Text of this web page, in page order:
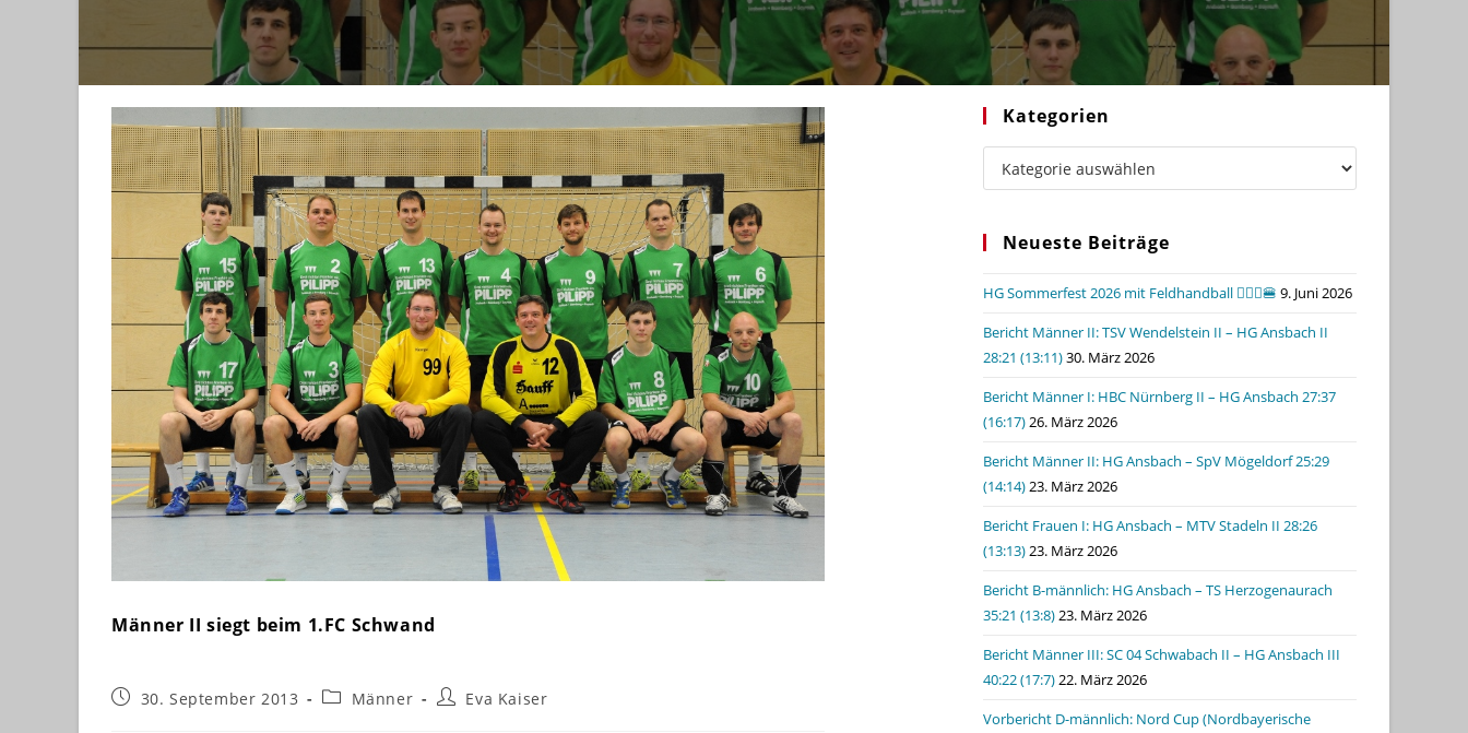
Männer II siegt beim 1.FC Schwand
Beitrag30. September 2013
Beitrags-
Männer
Beitrags-
Eva Kaiser
Kategorien
Kategorien
Neueste Beiträge
HG Sommerfest 2026 mit Feldhandball 🤾🏼‍♂️🍔 9. Juni 2026
Bericht Männer II: TSV Wendelstein II – HG Ansbach II
28:21 (13:11)30. März 2026
Bericht Männer I: HBC Nürnberg II – HG Ansbach 27:37
(16:17)26. März 2026
Bericht Männer II: HG Ansbach – SpV Mögeldorf 25:29
(14:14)23. März 2026
Bericht Frauen I: HG Ansbach – MTV Stadeln II 28:26
(13:13)23. März 2026
Bericht B-männlich: HG Ansbach – TS Herzogenaurach
35:21 (13:8)23. März 2026
Bericht Männer III: SC 04 Schwabach II – HG Ansbach III
40:22 (17:7)22. März 2026
Vorbericht D-männlich: Nord Cup (Nordbayerische